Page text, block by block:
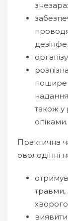
також у
опіками.
Практична
оволодінні
травми,
хворого